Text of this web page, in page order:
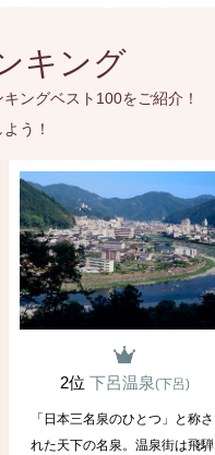
キング
ングベスト100をご紹介！
う！
2位 下呂温泉(下呂)
「日本三名泉のひとつ」と称さ
れた天下の名泉。温泉街は飛騨